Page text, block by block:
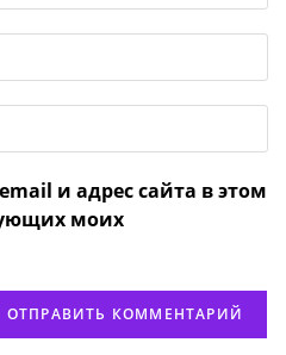
и адрес сайта в этом
моих